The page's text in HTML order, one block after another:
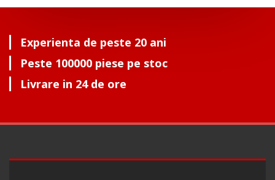
Experienta de peste 20 ani
Peste 100000 piese pe stoc
Livrare in 24 de ore